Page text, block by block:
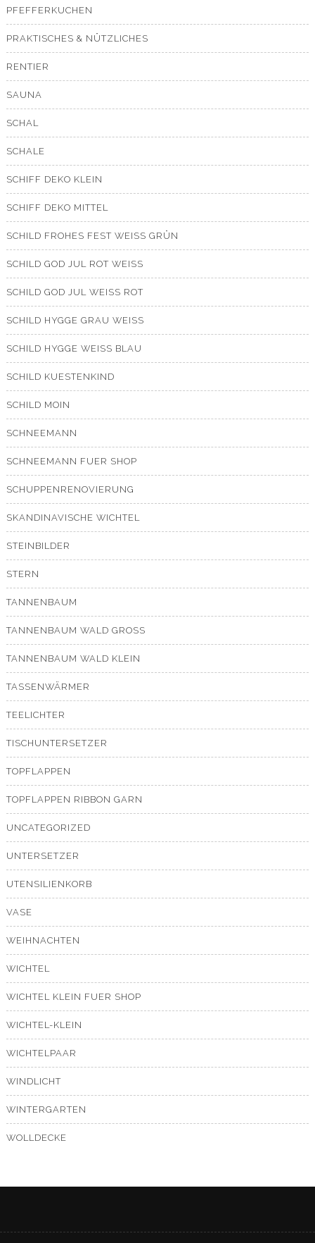
PFEFFERKUCHEN
PRAKTISCHES & NÜTZLICHES
RENTIER
SAUNA
SCHAL
SCHALE
SCHIFF DEKO KLEIN
SCHIFF DEKO MITTEL
SCHILD FROHES FEST WEISS GRÜN
SCHILD GOD JUL ROT WEISS
SCHILD GOD JUL WEISS ROT
SCHILD HYGGE GRAU WEISS
SCHILD HYGGE WEISS BLAU
SCHILD KUESTENKIND
SCHILD MOIN
SCHNEEMANN
SCHNEEMANN FUER SHOP
SCHUPPENRENOVIERUNG
SKANDINAVISCHE WICHTEL
STEINBILDER
STERN
TANNENBAUM
TANNENBAUM WALD GROSS
TANNENBAUM WALD KLEIN
TASSENWÄRMER
TEELICHTER
TISCHUNTERSETZER
TOPFLAPPEN
TOPFLAPPEN RIBBON GARN
UNCATEGORIZED
UNTERSETZER
UTENSILIENKORB
VASE
WEIHNACHTEN
WICHTEL
WICHTEL KLEIN FUER SHOP
WICHTEL-KLEIN
WICHTELPAAR
WINDLICHT
WINTERGARTEN
WOLLDECKE